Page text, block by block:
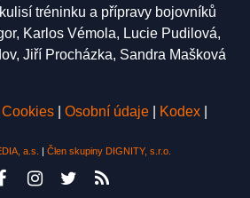
tréninku a přípravy bojovníků
Karlos Vémola, Lucie Pudilová,
Jiří Procházka, Sandra Mašková
Cookies Osobní údaje Kodex
a.s. Člen skupiny DIGNITY, s.r.o.